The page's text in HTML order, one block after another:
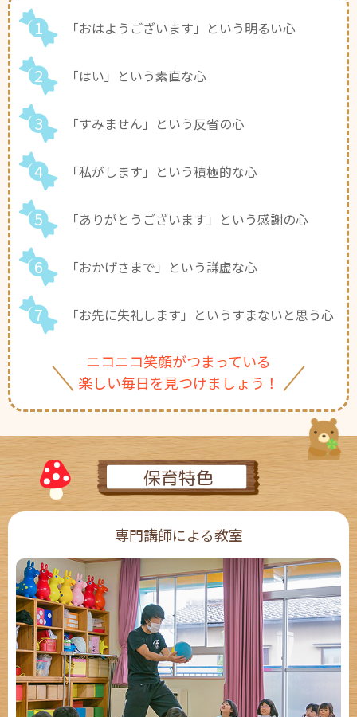
1 「おはようございます」 という明るい心
2 「はい」 という素直な心
3 「すみません」 という反省の心
4 「私がします」 という積極的な心
5 「ありがとうございます」 という感謝の心
6 「おかげさまで」 という謙虚な心
7 「お先に失礼します」 というすまないと思う心
ニコニコ笑顔がつまっている
楽しい毎日を見つけましょう！
保育特色
専門講師による教室